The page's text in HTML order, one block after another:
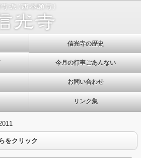
信光寺の歴史
今月の行事ごあんない
お問い合わせ
リンク集
をクリック